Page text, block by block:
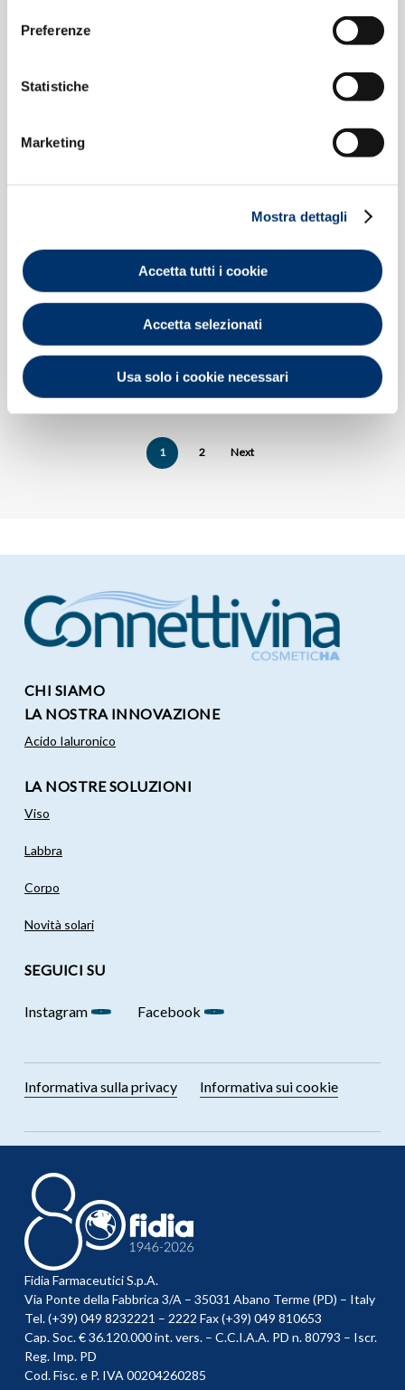
Preferenze
Statistiche
Marketing
Mostra dettagli
Accetta tutti i cookie
Accetta selezionati
Usa solo i cookie necessari
Protect SPF50+
Spray Anti-Aging
SPF50
Spray Baby
Ultraleggero SPF50+
1 2 Next
CHI SIAMO
LA NOSTRA INNOVAZIONE
Acido Ialuronico
LA NOSTRE SOLUZIONI
Viso
Labbra
Corpo
Novità solari
SEGUICI SU
Instagram Facebook
Informativa sulla privacy Informativa sui cookie
Fidia Farmaceutici S.p.A.
Via Ponte della Fabbrica 3/A – 35031 Abano Terme (PD) – Italy
Tel. (+39) 049 8232221 – 2222 Fax (+39) 049 810653
Cap. Soc. € 36.120.000 int. vers. – C.C.I.A.A. PD n. 80793 – Iscr.
Reg. Imp. PD
Cod. Fisc. e P. IVA 00204260285